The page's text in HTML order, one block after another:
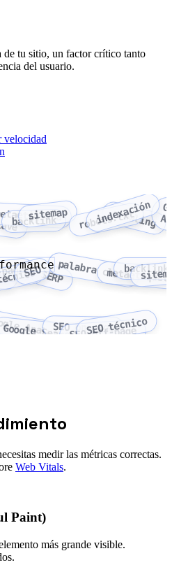
tu sitio, un factor crítico tanto
del usuario.
velocidad
backlink
sitemap robots.txt
indexación
crawling
SEOSERPpalabra clavebacklink
Analytics
Google Search Console
SEO on-page
SEO off-page
SEO técnico
medir las métricas correctas.
Web Vitals.
Paint)
más grande visible.